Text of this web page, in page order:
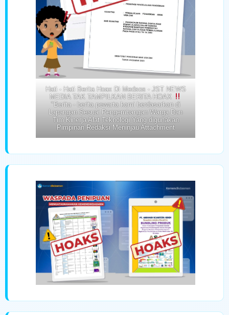
Hati - Hati Berita Hoax Di Medsos - JST NEWS
MEDIA TAK TAMPILKAN BERITA HOAX
"Berita - berita pewarta kami berdasarkan di
Lapangan Sesuai Pengembangan Warga Dan
Tim Kinerja Alat Teknologi Yang digunakan
Pimpinan Redaksi Meninjau Attachment